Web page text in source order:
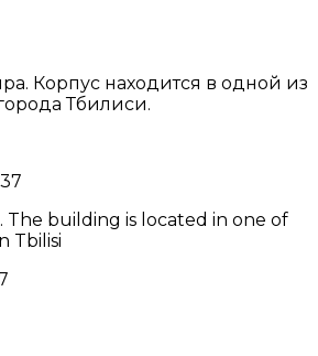
Корпус находится в одной из
Тбилиси.
The building is located in one of
Tbilisi